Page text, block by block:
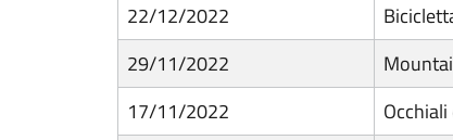
22/12/2022
29/11/2022
17/11/2022